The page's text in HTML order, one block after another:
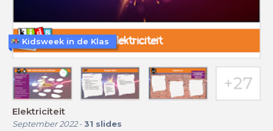
Elektriciteit
September 2022- 31 slides
Kidsweek in de Klas